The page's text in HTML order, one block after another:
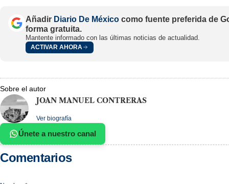
Añadir Diario De México como fuente preferida de
forma gratuita.
Mantente informado con las últimas noticias de actualidad.
ACTIVAR AHORA
Sobre el autor
JOAN MANUEL CONTRERAS
Ver biografía
Únete a nuestro canal
Comentarios